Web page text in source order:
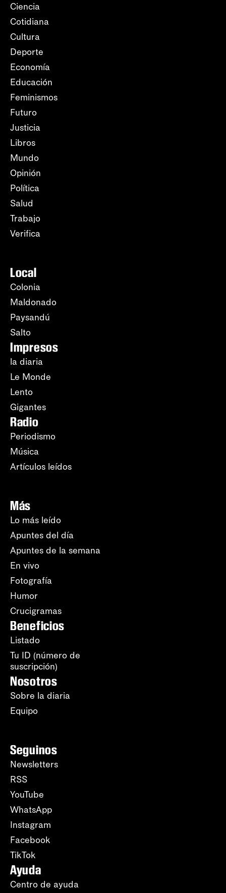
Ciencia
Cotidiana
Cultura
Deporte
Economía
Educación
Feminismos
Futuro
Justicia
Libros
Mundo
Opinión
Política
Salud
Trabajo
Verifica
Local
Colonia
Maldonado
Paysandú
Salto
Impresos
la diaria
Le Monde
Lento
Gigantes
Radio
Periodismo
Música
Artículos leídos
Más
Lo más leído
Apuntes del día
Apuntes de la semana
En vivo
Fotografía
Humor
Crucigramas
Beneficios
Listado
Tu ID (número de
suscripción)
Nosotros
Sobre la diaria
Equipo
Seguinos
Newsletters
RSS
YouTube
WhatsApp
Instagram
Facebook
TikTok
Ayuda
Centro de ayuda